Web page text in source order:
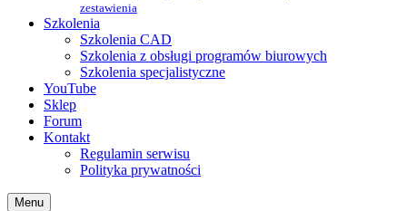
zestawienia
Szkolenia
Szkolenia CAD
Szkolenia z obsługi programów biurowych
Szkolenia specjalistyczne
YouTube
Sklep
Forum
Kontakt
Regulamin serwisu
Polityka prywatności
Menu